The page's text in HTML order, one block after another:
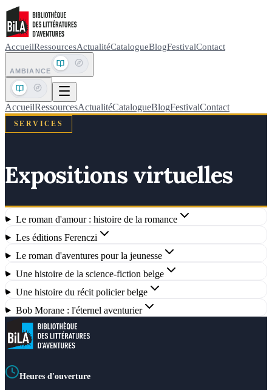
AccueilRessourcesActualitéCatalogueBlogFestivalContact
AMBIANCE
AccueilRessourcesActualitéCatalogueBlogFestivalContact
SERVICES
Expositions virtuelles
Le roman d'amour : histoire de la romance
Les éditions Ferenczi
Le roman d'aventures pour la jeunesse
Une histoire de la science-fiction belge
Une histoire du récit policier belge
Bob Morane : l'éternel aventurier
Heures d'ouverture